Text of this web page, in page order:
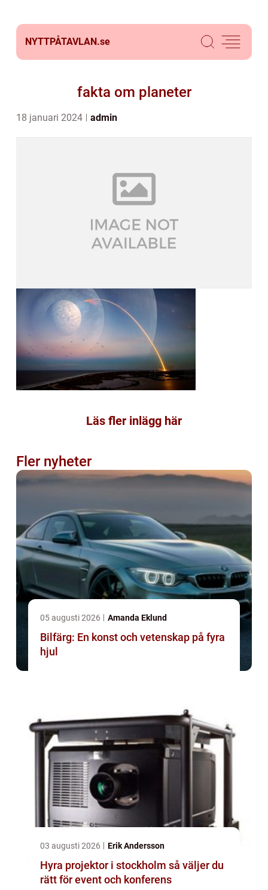
NYTTPÅTAVLAN.se
fakta om planeter
18 januari 2024 admin
Läs fler inlägg här
Fler nyheter
05 augusti 2026 Amanda Eklund
Bilfärg: En konst och vetenskap på fyra
hjul
03 augusti 2026 Erik Andersson
Hyra projektor i stockholm så väljer du
rätt för event och konferens